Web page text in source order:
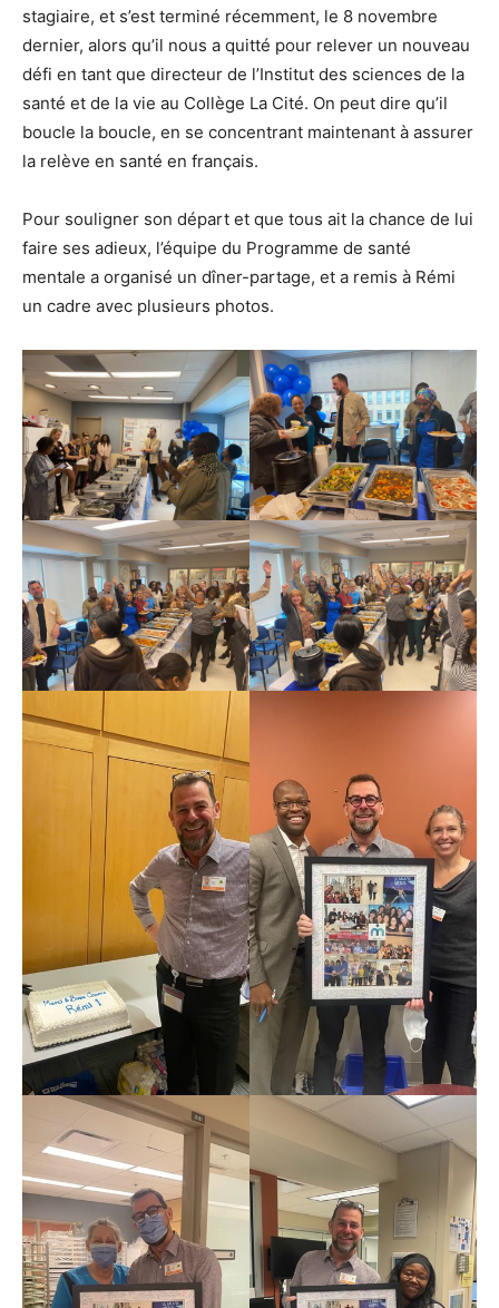
stagiaire, et s’est terminé récemment, le 8 novembre
dernier, alors qu’il nous a quitté pour relever un nouveau
défi en tant que directeur de l’Institut des sciences de la
santé et de la vie au Collège La Cité. On peut dire qu’il
boucle la boucle, en se concentrant maintenant à assurer
la relève en santé en français.
Pour souligner son départ et que tous ait la chance de lui
faire ses adieux, l’équipe du Programme de santé
mentale a organisé un dîner-partage, et a remis à Rémi
un cadre avec plusieurs photos.